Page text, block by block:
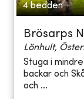
4 bedden
Brösarps
Lönhult,
Stuga i
backar och
och ...